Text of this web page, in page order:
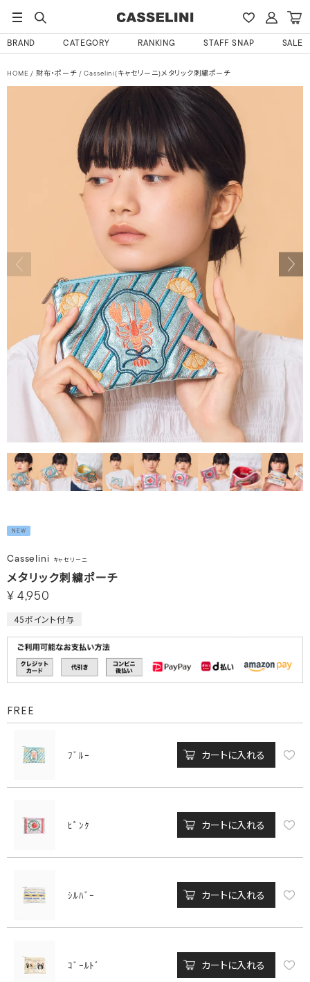
BRAND CATEGORY RANKING STAFF SNAP SALE
HOME 財布・ポーチ Casselini(キャセリーニ)メタリック刺繍ポーチ
NEW
Casselini キャセリーニ
メタリック刺繍ポーチ
¥ 4,950
45ポイント付与
FREE
ﾌﾞﾙｰ カートに入れる
ﾋﾟﾝｸ カートに入れる
ｼﾙﾊﾞｰ カートに入れる
ｺﾞｰﾙﾄﾞ カートに入れる